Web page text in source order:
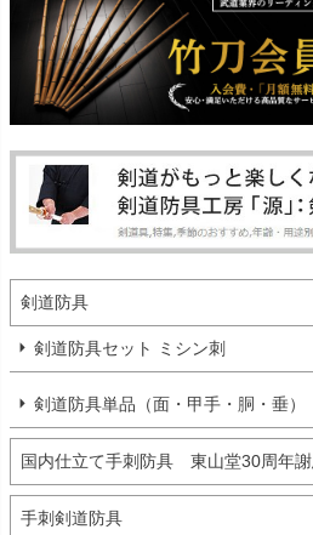
剣道防具
剣道防具セット ミシン刺
剣道防具単品（面・甲手・胴・垂）
国内仕立て手刺防具 東山堂30周年
手刺剣道防具